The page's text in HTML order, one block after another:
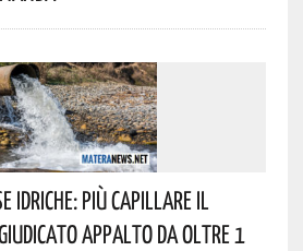
Idriche: Più Capillare Il
Appalto Da Oltre 1